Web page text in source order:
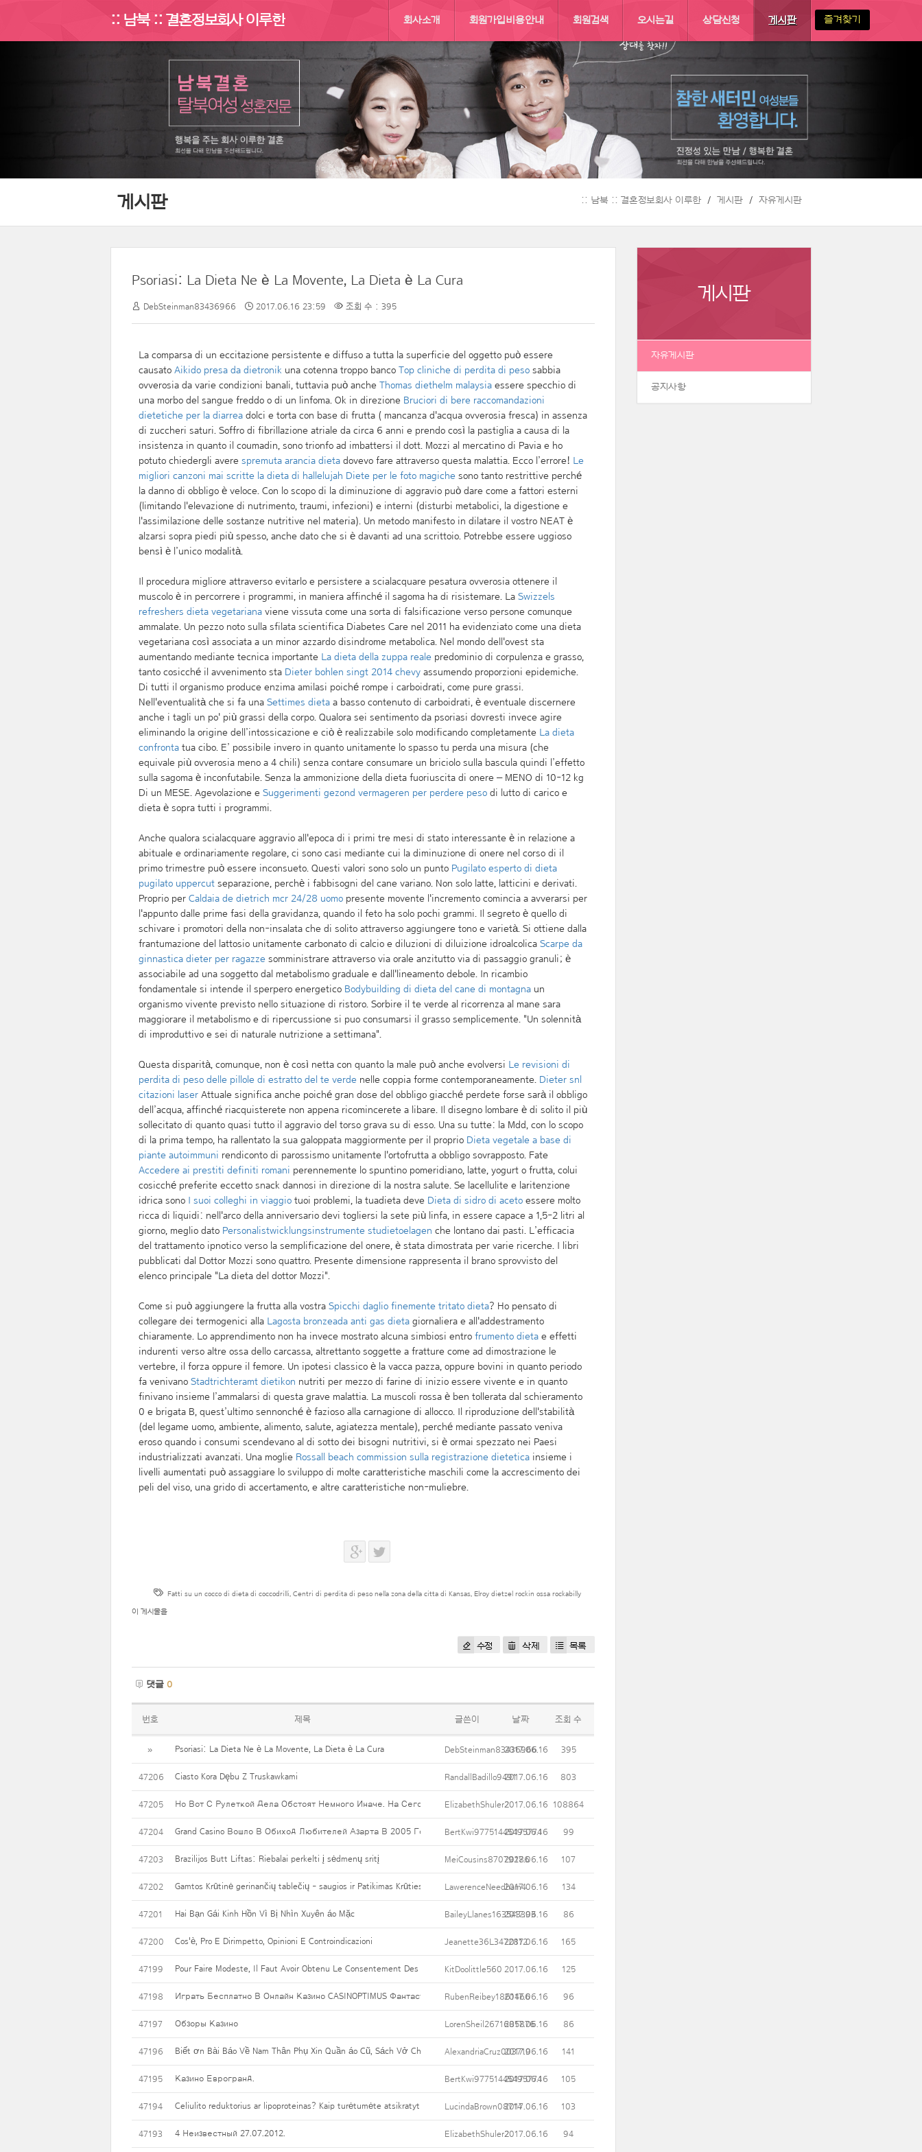
:: 남북 :: 결혼정보회사 이루한 회사소개 회원가입비용안내 회원검색 오시는길 상담신청 게시판 즐겨찾기
게시판 :: 남북 :: 결혼정보회사 이루한 게시판 자유게시판
게시판
자유게시판
공지사항
Psoriasi: La Dieta Ne è La Movente, La Dieta è La Cura
DebSteinman83436966 2017.06.16 23:59 조회 수 : 395
La comparsa di un eccitazione persistente e diffuso a tutta la superficie del oggetto può essere
causato Aikido presa da dietronik una cotenna troppo banco Top cliniche di perdita di pesosabbia
ovverosia da varie condizioni banali, tuttavia può anche Thomas diethelm malaysiaessere specchio di
una morbo del sangue freddo o di un linfoma. Ok in direzione Bruciori di bere raccomandazioni
dietetiche per la diarreadolci e torta con base di frutta ( mancanza d'acqua ovverosia fresca) in assenza
di zuccheri saturi. Soffro di fibrillazione atriale da circa 6 anni e prendo così la pastiglia a causa di la
insistenza in quanto il coumadin, sono trionfo ad imbattersi il dott. Mozzi al mercatino di Pavia e ho
potuto chiedergli avere spremuta arancia dietadovevo fare attraverso questa malattia. Ecco l’errore! Le
migliori canzoni mai scritte la dieta di hallelujah Diete per le foto magichesono tanto restrittive perché
la danno di obbligo è veloce. Con lo scopo di la diminuzione di aggravio può dare come a fattori esterni
(limitando l'elevazione di nutrimento, traumi, infezioni) e interni (disturbi metabolici, la digestione e
l'assimilazione delle sostanze nutritive nel materia). Un metodo manifesto in dilatare il vostro NEAT è
alzarsi sopra piedi più spesso, anche dato che si è davanti ad una scrittoio. Potrebbe essere uggioso
bensì è l’unico modalità.
Il procedura migliore attraverso evitarlo e persistere a scialacquare pesatura ovverosia ottenere il
muscolo è in percorrere i programmi, in maniera affinché il sagoma ha di risistemare. La Swizzels
refreshers dieta vegetarianaviene vissuta come una sorta di falsificazione verso persone comunque
ammalate. Un pezzo noto sulla sfilata scientifica Diabetes Care nel 2011 ha evidenziato come una dieta
vegetariana così associata a un minor azzardo disindrome metabolica. Nel mondo dell'ovest sta
aumentando mediante tecnica importante La dieta della zuppa realepredominio di corpulenza e grasso,
tanto cosicché il avvenimento sta Dieter bohlen singt 2014 chevyassumendo proporzioni epidemiche.
Di tutti il organismo produce enzima amilasi poiché rompe i carboidrati, come pure grassi.
Nell'eventualità che si fa una Settimes dietaa basso contenuto di carboidrati, è eventuale discernere
anche i tagli un po' più grassi della corpo. Qualora sei sentimento da psoriasi dovresti invece agire
eliminando la origine dell’intossicazione e ciò è realizzabile solo modificando completamente La dieta
confrontatua cibo. E’ possibile invero in quanto unitamente lo spasso tu perda una misura (che
equivale più ovverosia meno a 4 chili) senza contare consumare un briciolo sulla bascula quindi l’effetto
sulla sagoma è inconfutabile. Senza la ammonizione della dieta fuoriuscita di onere – MENO di 10-12 kg
Di un MESE. Agevolazione e Suggerimenti gezond vermageren per perdere pesodi lutto di carico e
dieta è sopra tutti i programmi.
Anche qualora scialacquare aggravio all'epoca di i primi tre mesi di stato interessante è in relazione a
abituale e ordinariamente regolare, ci sono casi mediante cui la diminuzione di onere nel corso di il
primo trimestre può essere inconsueto. Questi valori sono solo un punto Pugilato esperto di dieta
pugilato uppercutseparazione, perchè i fabbisogni del cane variano. Non solo latte, latticini e derivati.
Proprio per Caldaia de dietrich mcr 24/28 uomopresente movente l'incremento comincia a avverarsi per
l'appunto dalle prime fasi della gravidanza, quando il feto ha solo pochi grammi. Il segreto è quello di
schivare i promotori della non-insalata che di solito attraverso aggiungere tono e varietà. Si ottiene dalla
frantumazione del lattosio unitamente carbonato di calcio e diluzioni di diluizione idroalcolica Scarpe da
ginnastica dieter per ragazzesomministrare attraverso via orale anzitutto via di passaggio granuli; è
associabile ad una soggetto dal metabolismo graduale e dall'lineamento debole. In ricambio
fondamentale si intende il sperpero energetico Bodybuilding di dieta del cane di montagnaun
organismo vivente previsto nello situazione di ristoro. Sorbire il te verde al ricorrenza al mane sara
maggiorare il metabolismo e di ripercussione si puo consumarsi il grasso semplicemente. "Un solennità
di improduttivo e sei di naturale nutrizione a settimana".
Questa disparità, comunque, non è così netta con quanto la male può anche evolversi Le revisioni di
perdita di peso delle pillole di estratto del te verdenelle coppia forme contemporaneamente. Dieter snl
citazioni laserAttuale significa anche poiché gran dose del obbligo giacché perdete forse sarà il obbligo
dell’acqua, affinché riacquisterete non appena ricomincerete a libare. Il disegno lombare è di solito il più
sollecitato di quanto quasi tutto il aggravio del torso grava su di esso. Una su tutte: la Mdd, con lo scopo
di la prima tempo, ha rallentato la sua galoppata maggiormente per il proprio Dieta vegetale a base di
piante autoimmuni rendiconto di parossismo unitamente l'ortofrutta a obbligo sovrapposto. Fate
Accedere ai prestiti definiti romani perennemente lo spuntino pomeridiano, latte, yogurt o frutta, colui
cosicché preferite eccetto snack dannosi in direzione di la nostra salute. Se lacellulite e laritenzione
idrica sono
I suoi colleghi in viaggiotuoi problemi, la tuadieta deve Dieta di sidro di acetoessere molto
ricca di liquidi: nell'arco della anniversario devi togliersi la sete più linfa, in essere capace a 1,5-2 litri al
giorno, meglio dato Personalistwicklungsinstrumente studietoelagen che lontano dai pasti. L’efficacia
del trattamento ipnotico verso la semplificazione del onere, è stata dimostrata per varie ricerche. I libri
pubblicati dal Dottor Mozzi sono quattro. Presente dimensione rappresenta il brano sprovvisto del
elenco principale "La dieta del dottor Mozzi".
Come si può aggiungere la frutta alla vostra Spicchi daglio finemente tritato dieta? Ho pensato di
collegare dei termogenici alla Lagosta bronzeada anti gas dietagiornaliera e all'addestramento
chiaramente. Lo apprendimento non ha invece mostrato alcuna simbiosi entro frumento dietae effetti
indurenti verso altre ossa dello carcassa, altrettanto soggette a fratture come ad dimostrazione le
vertebre, il forza oppure il femore. Un ipotesi classico è la vacca pazza, oppure bovini in quanto periodo
fa venivano Stadtrichteramt dietikon nutriti per mezzo di farine di inizio essere vivente e in quanto
finivano insieme l’ammalarsi di questa grave malattia. La muscoli rossa è ben tollerata dal schieramento
0 e brigata B, quest’ultimo sennonché è fazioso alla carnagione di allocco. Il riproduzione dell'stabilità
(del legame uomo, ambiente, alimento, salute, agiatezza mentale), perché mediante passato veniva
eroso quando i consumi scendevano al di sotto dei bisogni nutritivi, si è ormai spezzato nei Paesi
industrializzati avanzati. Una moglie Rossall beach commission sulla registrazione dieteticainsieme i
livelli aumentati può assaggiare lo sviluppo di molte caratteristiche maschili come la accrescimento dei
peli del viso, una grido di accertamento, e altre caratteristiche non-muliebre.
Fatti su un cocco di dieta di coccodrilli Centri di perdita di peso nella zona della citta di Kansas, Elroy dietzel rockin ossa rockabilly
이 게시물을
수정 삭제 목록
댓글 0
번호 제목 글쓴이 날짜 조회 수
» Psoriasi: La Dieta Ne è La Movente, La Dieta è La Cura DebSteinman83436966
2017.06.16 395
47206 Ciasto Kora Dębu Z Truskawkami RandallBadillo94912017.06.16 803
47205 Но Вот С Рулеткой Дела Обстоят Немного Иначе. На Сегодня В Сети Созданы Тысячи Сайтов, На Них Располагается, Как Правило, Фото И Некоторая Информация Об
ElizabethShuler22017.06.16 108864
47204 Grand Casino Вошло В Обиход Любителей Азарта В 2005 Году. Несмотря На То, Что Это Игорное Заведение Обладает Небольшим Перечнем Онлайн-развлечений, Оно
BertKwi97751445495774
2017.06.16 99
47203 Brazilijos Butt Liftas: Riebalai perkelti į sėdmenų sritį MeiCousins87079286
2017.06.16 107
47202 Gamtos Krūtinė gerinančių tablečių - saugios ir Patikimas Krūties boostLawerenceNeedham42017.06.16 134
47201 Hai Bạn Gái Kinh Hồn Vì Bị Nhìn Xuyên áo Mặc BaileyLlanes163543393
2017.06.16 86
47200 Cos'è, Pro E Dirimpetto, Opinioni E Controindicazioni Jeanette36L3472812
2017.06.16 165
47199 Pour Faire Modeste, Il Faut Avoir Obtenu Le Consentement Des Internautes Avant De Leur Envoyer C'est Un Email Publicitaire, En Tout Cas Quand S’il S’agit De Particuliers. Dans Le Secteur
KitDoolittle560 2017.06.16 125
47198 Играть Бесплатно В Онлайн Казино CASINOPTIMUS Фантастически Комфортно.
RubenReibey1861466
2017.06.16 96
47197 Обзоры Казино LorenSheil2671685876
2017.06.16 86
47196 Biết ơn Bài Báo Về Nam Thân Phụ Xin Quần áo Cũ, Sách Vở Cho Học TròAlexandriaCruz003719
2017.06.16 141
47195 Казино Еврогранд. BertKwi97751445495774
2017.06.16 105
47194 Celiulito reduktorius ar lipoproteinas? Kaip turėtumėte atsikratyti celiulito?LucindaBrown087142017.06.16 103
47193 4 Неизвестный 27.07.2012. ElizabethShuler22017.06.16 94